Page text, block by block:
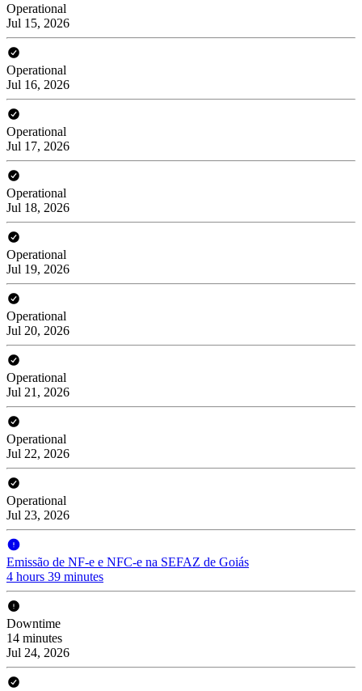
Operational
Jul 15, 2026
Operational
Jul 16, 2026
Operational
Jul 17, 2026
Operational
Jul 18, 2026
Operational
Jul 19, 2026
Operational
Jul 20, 2026
Operational
Jul 21, 2026
Operational
Jul 22, 2026
Operational
Jul 23, 2026
Emissão de NF-e e NFC-e na SEFAZ de Goiás
4 hours 39 minutes
Downtime
14 minutes
Jul 24, 2026